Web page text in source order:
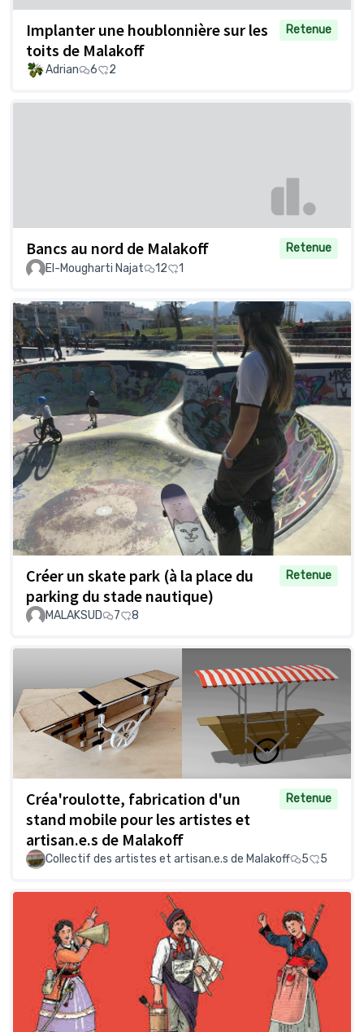
Implanter une houblonnière sur les
toits de Malakoff
Retenue
Adrian 6 2
Bancs au nord de Malakoff
Retenue
El-Mougharti Najat
12 1
Créer un skate park (à la place du
parking du stade nautique)
Retenue
MALAKSUD 7 8
Créa'roulotte, fabrication d'un
stand mobile pour les artistes et
artisan.e.s de Malakoff
Retenue
Collectif des artistes et artisan.e.s de Malakoff 5 5